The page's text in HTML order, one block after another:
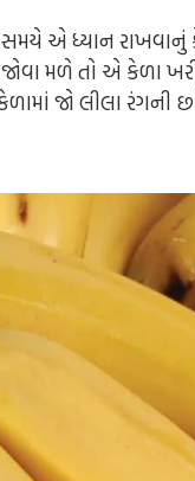
સમયે એ ધ્યાન
મળે તો એ કેળા
જો લીલા રંગની છાંટ